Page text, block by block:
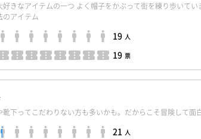
好きなアイテムの一つ よく帽子をかぶって街を練り歩いて
のアイテム
19 人
19 票
靴下ってこだわりない方も多いかも。だからこそ冒険して面
21 人